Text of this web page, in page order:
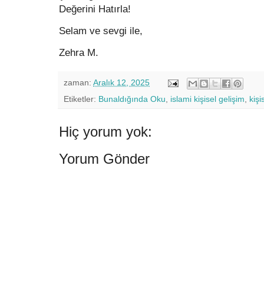
Değerini Hatırla!
Selam ve sevgi ile,
Zehra M.
zaman: Aralık 12, 2025
Etiketler: Bunaldığında Oku islami kişisel gelişim
Hiç yorum yok:
Yorum Gönder